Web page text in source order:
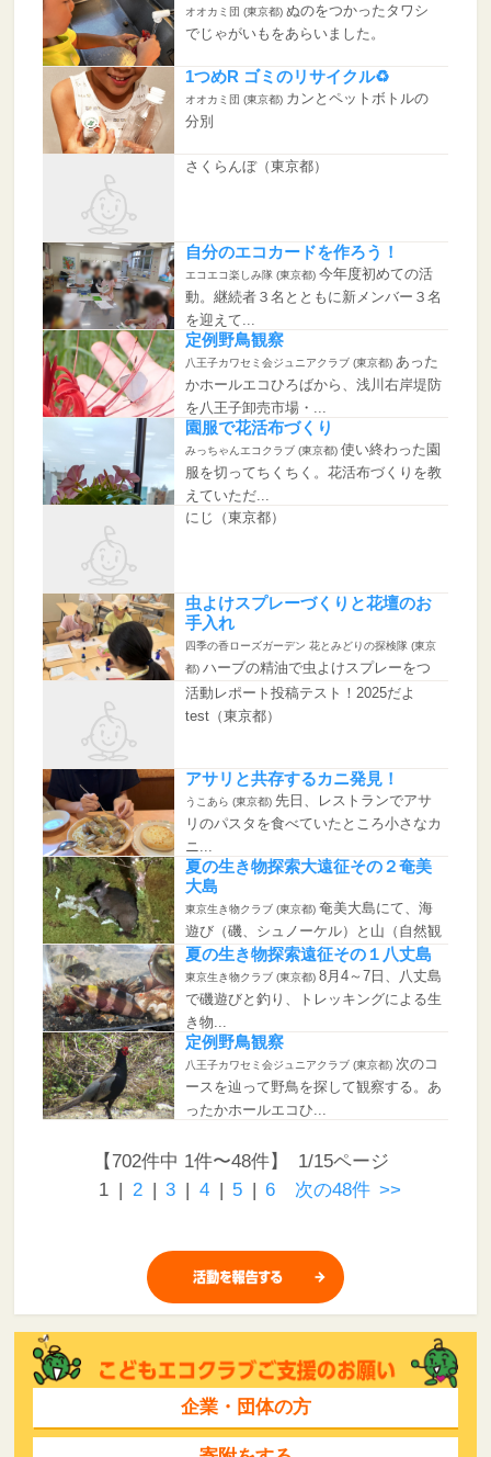
オオカミ団 (東京都) ぬのをつかったタワシ
でじゃがいもをあらいました。
1つめR ゴミのリサイクル♻️
オオカミ団 (東京都) カンとペットボトルの
分別
さくらんぼ（東京都）
自分のエコカードを作ろう！
エコエコ楽しみ隊 (東京都) 今年度初めての活
動。継続者３名とともに新メンバー３名
を迎えて...
定例野鳥観察
八王子カワセミ会ジュニアクラブ (東京都) あった
かホールエコひろばから、浅川右岸堤防
を八王子卸売市場・...
園服で花活布づくり
みっちゃんエコクラブ (東京都) 使い終わった園
服を切ってちくちく。花活布づくりを教
えていただ...
にじ（東京都）
虫よけスプレーづくりと花壇のお
手入れ
四季の香ローズガーデン 花とみどりの探検隊 (東京
都) ハーブの精油で虫よけスプレーをつ
くり、それを振りかけて外で花...
活動レポート投稿テスト！2025だよ
test（東京都）
アサリと共存するカニ発見！
うこあら (東京都) 先日、レストランでアサ
リのパスタを食べていたところ小さなカ
ニ...
夏の生き物探索大遠征その２奄美
大島
東京生き物クラブ (東京都) 奄美大島にて、海
遊び（磯、シュノーケル）と山（自然観
察の森、...
夏の生き物探索遠征その１八丈島
東京生き物クラブ (東京都) 8月4～7日、八丈島
で磯遊びと釣り、トレッキングによる生
き物...
定例野鳥観察
八王子カワセミ会ジュニアクラブ (東京都) 次のコ
ースを辿って野鳥を探して観察する。あ
ったかホールエコひ...
【702件中 1件〜48件】 1/15ページ
1 | 2| 3 | 4| 5| 6 次の48件 >>
企業・団体の方